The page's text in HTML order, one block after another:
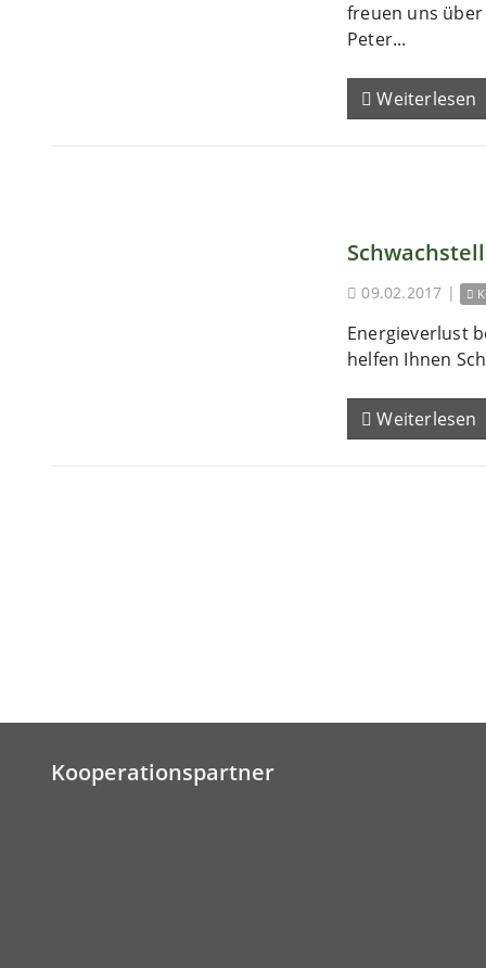
freuen uns
Peter...
Weiterlesen
09.02.2017 |
Energieverlust
helfen Ihnen
Weiterlesen
Kooperationspartner